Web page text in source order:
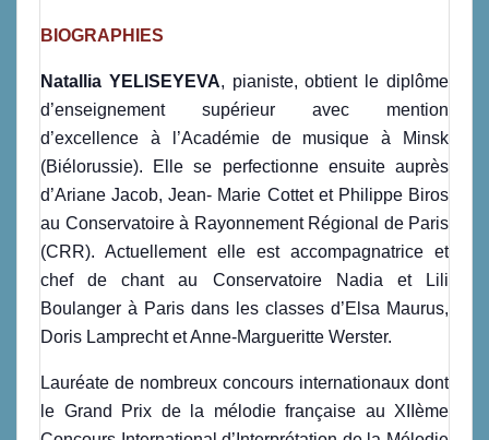
BIOGRAPHIES
Natallia YELISEYEVA, pianiste, obtient le diplôme
d’enseignement supérieur avec mention
d’excellence à l’Académie de musique à Minsk
(Biélorussie). Elle se perfectionne ensuite auprès
d’Ariane Jacob, Jean- Marie Cottet et Philippe Biros
au Conservatoire à Rayonnement Régional de Paris
(CRR). Actuellement elle est accompagnatrice et
chef de chant au Conservatoire Nadia et Lili
Boulanger à Paris dans les classes d’Elsa Maurus,
Doris Lamprecht et Anne-Margueritte Werster.
Lauréate de nombreux concours internationaux dont
le Grand Prix de la mélodie française au XIIème